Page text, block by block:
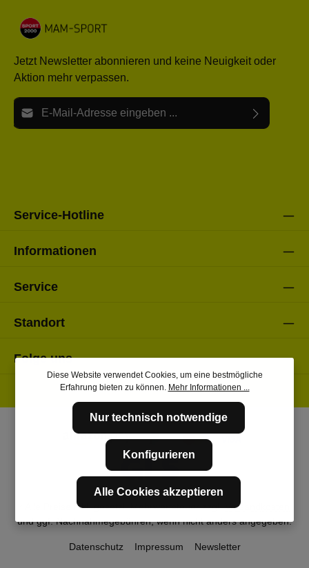
Jetzt Newsletter abonnieren und keine Neuigkeit oder
Aktion mehr verpassen.
E-Mail-Adresse*
Service-Hotline
Informationen
Service
Standort
Folge uns
* Alle Preise inkl. gesetzl. Mehrwertsteuer zzgl.Versandkosten
und ggf. Nachnahmegebühren, wenn nicht anders angegeben.
Datenschutz Impressum Newsletter
Diese Website verwendet Cookies, um eine bestmögliche
Erfahrung bieten zu können. Mehr Informationen ...
Nur technisch notwendige
Konfigurieren
Alle Cookies akzeptieren